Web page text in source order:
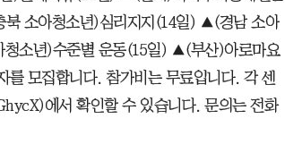
소아청소년)심리지지(14일) ▲(경남 소아
소년)수준별 운동(15일) ▲(부산)아로마요
를 모집합니다. 참가비는 무료입니다. 각 센
에서 확인할 수 있습니다. 문의는 전화